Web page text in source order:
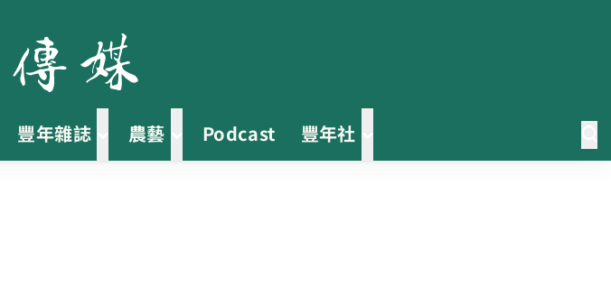
豐年雜誌 農藝 Podcast 豐年社